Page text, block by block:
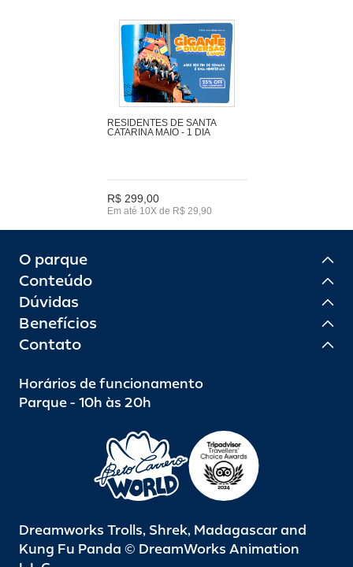
RESIDENTES DE SANTA
CATARINA MAIO - 1 DIA
R$ 299,00
Em até 10X de R$ 29,90
O parque
Conteúdo
Dúvidas
Benefícios
Contato
Horários de funcionamento
Parque - 10h às 20h
Dreamworks Trolls, Shrek, Madagascar and
Kung Fu Panda © DreamWorks Animation